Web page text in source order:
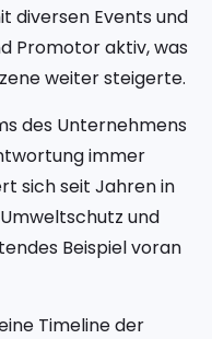
diversen Events und
Promotor aktiv, was
weiter steigerte.
des Unternehmens
immer
sich seit Jahren in
und
Beispiel voran
Timeline der